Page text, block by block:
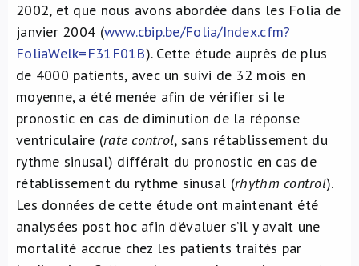
2002, et que nous avons abordée dans les Folia de
janvier 2004 (www.cbip.be/Folia/Index.cfm?
FoliaWelk=F31F01B). Cette étude auprès de plus
de 4000 patients, avec un suivi de 32 mois en
moyenne, a été menée afin de vérifier si le
pronostic en cas de diminution de la réponse
ventriculaire (rate control, sans rétablissement du
rythme sinusal) différait du pronostic en cas de
rétablissement du rythme sinusal (rhythm control).
Les données de cette étude ont maintenant été
analysées post hoc afin d’évaluer s’il y avait une
mortalité accrue chez les patients traités par